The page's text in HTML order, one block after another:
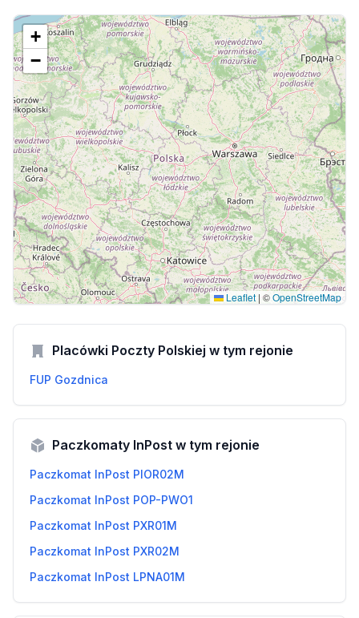
+
−
Leaflet | ©OpenStreetMap
Placówki Poczty Polskiej w tym rejonie
FUP Gozdnica
Paczkomaty InPost w tym rejonie
Paczkomat InPost PIOR02M
Paczkomat InPost POP-PWO1
Paczkomat InPost PXR01M
Paczkomat InPost PXR02M
Paczkomat InPost LPNA01M